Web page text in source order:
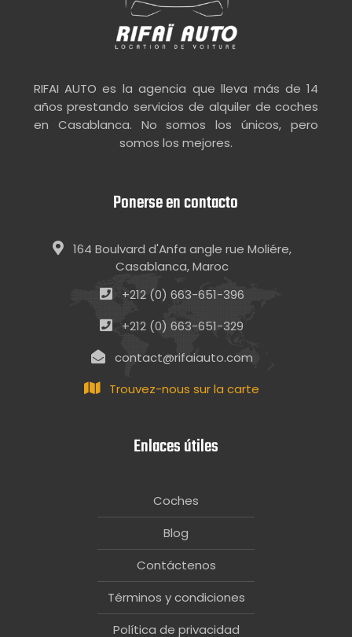
RIFAI AUTO es la agencia que lleva más de 14
años prestando servicios de alquiler de coches
en Casablanca. No somos los únicos, pero
somos los mejores.
Ponerse en contacto
164 Boulvard d'Anfa angle rue Moliére,
Casablanca, Maroc
+212 (0) 663-651-396
+212 (0) 663-651-329
contact@rifaiauto.com
Trouvez-nous sur la carte
Enlaces útiles
Coches
Blog
Contáctenos
Términos y condiciones
Política de privacidad